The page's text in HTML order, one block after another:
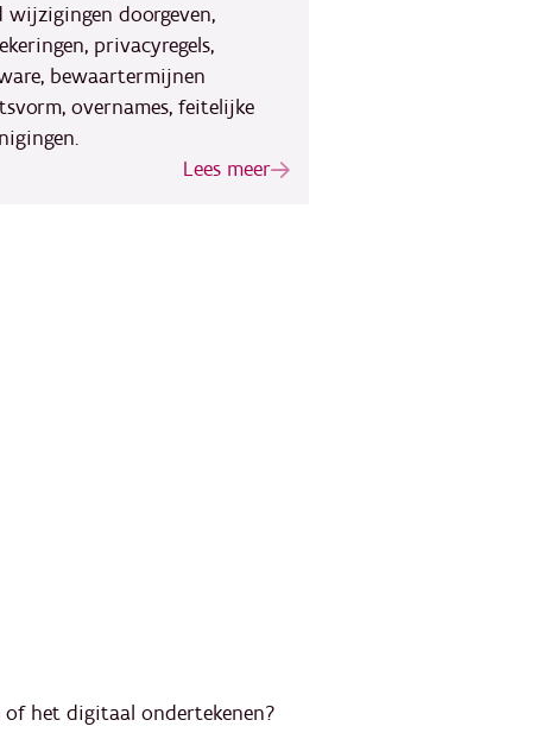
wijzigingen doorgeven,
privacyregels,
bewaartermijnen
overnames, feitelijke
Lees meer
het digitaal ondertekenen?